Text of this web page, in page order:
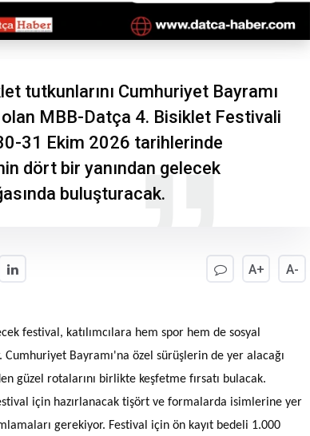
tutkunlarını Cumhuriyet Bayramı
MBB-Datça 4. Bisiklet Festivali
31 Ekim 2026 tarihlerinde
dört bir yanından gelecek
buluşturacak.
A+ A-
festival, katılımcılara hem spor hem de sosyal
Bayramı'na özel sürüşlerin de yer alacağı
güzel rotalarını birlikte keşfetme fırsatı bulacak.
için hazırlanacak tişört ve formalarda isimlerine yer
gerekiyor. Festival için ön kayıt bedeli 1.000